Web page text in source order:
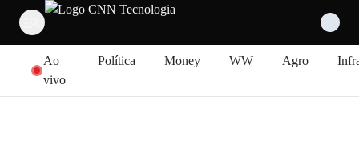
Ao
vivo
Política Money WW Agro